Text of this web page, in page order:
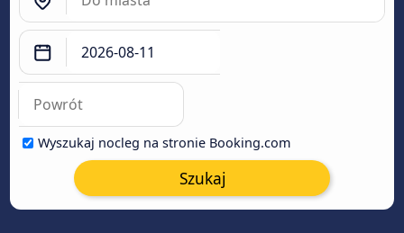
Wyszukaj nocleg na stronie Booking.com
Szukaj